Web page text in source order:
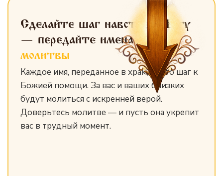
Сделайте шаг навстречу Богу
— передайте именадля
молитвы
Каждое имя, переданное в храм, — это шаг к
Божией помощи. За вас и ваших близких
будут молиться с искренней верой.
Доверьтесь молитве — и пусть она укрепит
вас в трудный момент.